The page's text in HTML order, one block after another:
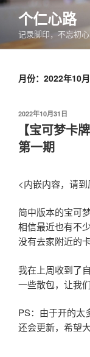
跳
容
个仁心路
记录脚印，不忘初心
月份：2022年10月
发
2022年10月31日
【宝可梦卡
第一期
<内嵌内容，请
简中版本的宝可
相信最近也有不
没有去家附近的
我在上周收到了
一些散包，让我
PS：由于开的太
还会更新，希望